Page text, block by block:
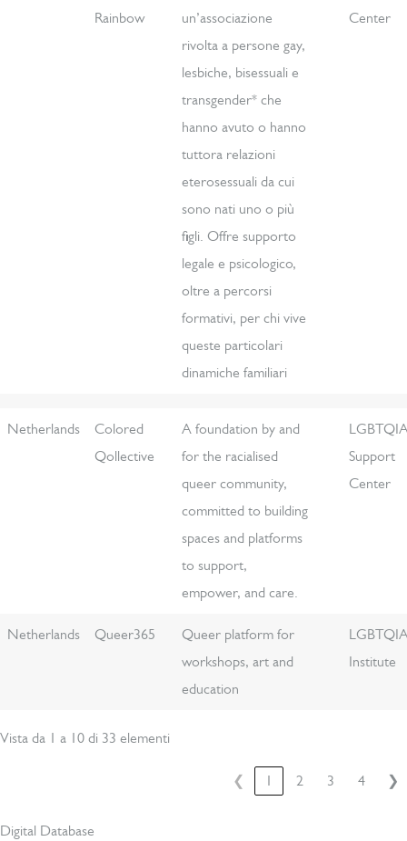
Rainbow
un’associazione
rivolta a persone gay,
lesbiche, bisessuali e
transgender* che
hanno avuto o hanno
tuttora relazioni
eterosessuali da cui
sono nati uno o più
figli. Offre supporto
legale e psicologico,
oltre a percorsi
formativi, per chi vive
queste particolari
dinamiche familiari
Center
Netherlands
Colored
Qollective
A foundation by and
for the racialised
queer community,
committed to building
spaces and platforms
to support,
empower, and care.
Support
Center
Netherlands Queer365
Queer platform for
workshops, art and
education
Institute
Vista da 1 a 10 di 33 elementi
❮ 1 2 3 4 ❯
Digital Database